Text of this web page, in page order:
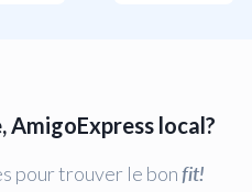
AmigoExpress local?
pour trouver le bonfit!